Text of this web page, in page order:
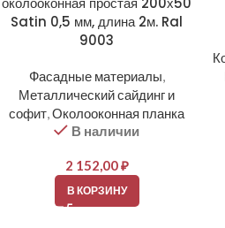
Satin 0,5 мм, длина 2м. Ral
9003
Фасадные материалы,
Металлический сайдинг и
софит,Околооконная планка
В наличии
2 152,00₽
В КОРЗИНУ